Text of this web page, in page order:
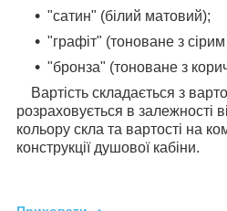
"сатин" (білий матовий);
"графіт" (тоноване з сірим
"бронза" (тоноване з
Вартість складається з
розраховується в залежності
кольору скла та вартості на
конструкції душової кабіни.